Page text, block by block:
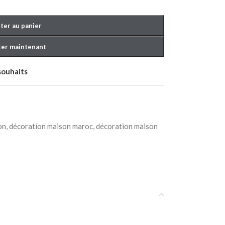
au panier
maintenant
,décoration maison maroc,décoration maison